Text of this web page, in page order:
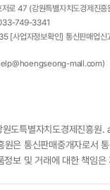
로 47 (강원특별자치도경제진
749-3341
[사업자정보확인] 통신판매업신
mall.com)
도특별자치도경제진흥원.
은 통신판매중개자로서
보 및 거래에 대한 책임은